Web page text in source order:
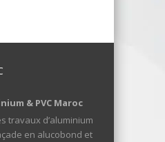
& PVC Maroc
travaux d’aluminium
en alucobond et